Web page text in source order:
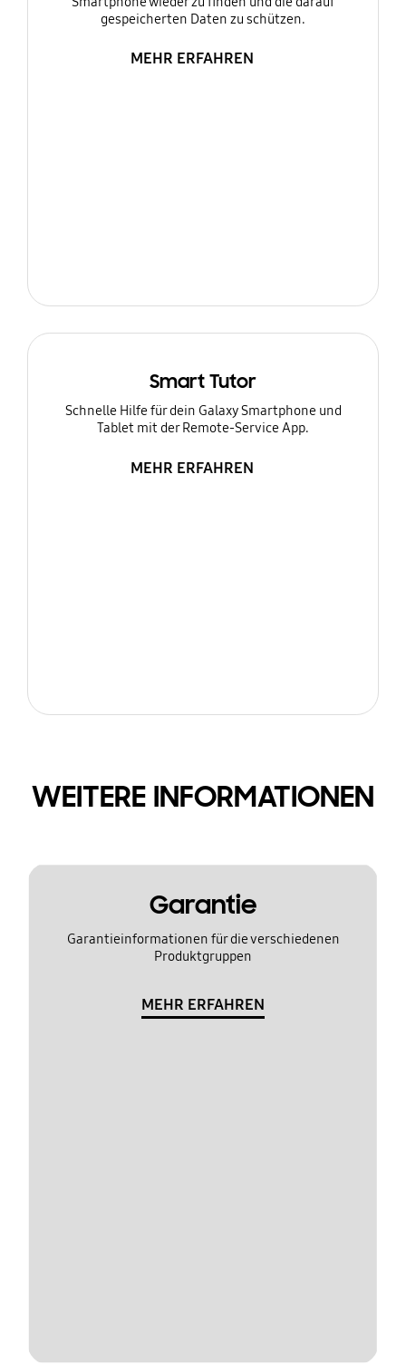
gespeicherten Daten zu schützen.
MEHR ERFAHREN
Smart Tutor
Schnelle Hilfe für dein Galaxy Smartphone und
Tablet mit der Remote-Service App.
MEHR ERFAHREN
WEITERE INFORMATIONEN
Garantie
Garantieinformationen für die verschiedenen
Produktgruppen
MEHR ERFAHREN